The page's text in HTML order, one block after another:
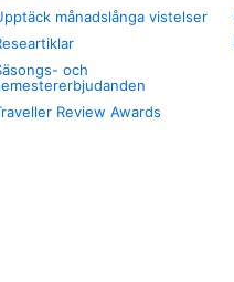
månadslånga vistelser
och
Review Awards